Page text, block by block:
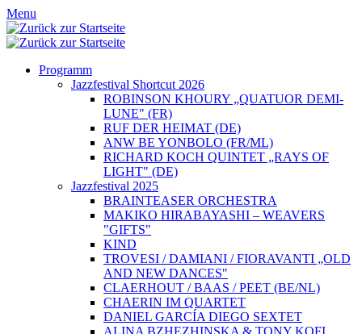
Menu
Programm
Jazzfestival Shortcut 2026
ROBINSON KHOURY „QUATUOR DEMI-
LUNE" (FR)
RUF DER HEIMAT (DE)
ANW BE YONBOLO (FR/ML)
RICHARD KOCH QUINTET „RAYS OF
LIGHT" (DE)
Jazzfestival 2025
BRAINTEASER ORCHESTRA
MAKIKO HIRABAYASHI – WEAVERS
"GIFTS"
KIND
TROVESI / DAMIANI / FIORAVANTI „OLD
AND NEW DANCES"
CLAERHOUT / BAAS / PEET (BE/NL)
CHAERIN IM QUARTET
DANIEL GARCÍA DIEGO SEXTET
ALINA BZHEZHINSKA & TONY KOFI